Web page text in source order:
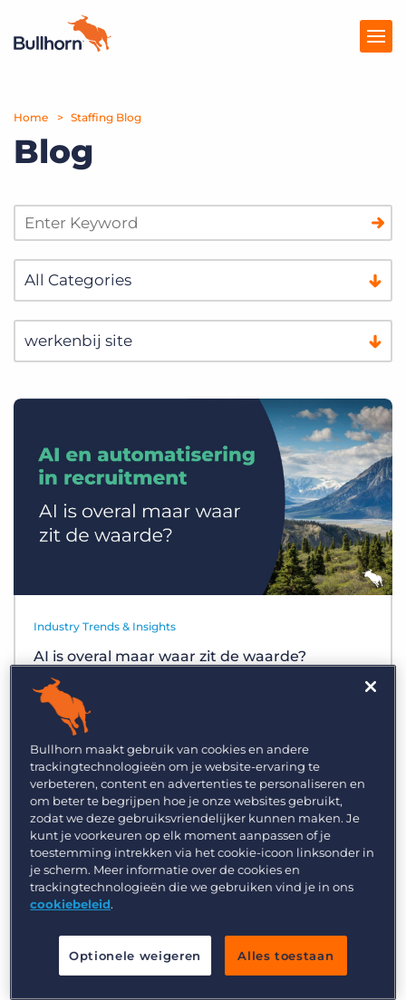
Producten
Prijzen
Marketplace
Over Ons
Inloggen
Home Staffing Blog
Blog
Industry Trends & Insights
AI is overal maar waar zit de waarde?
Best Practices
Bullhorn maakt gebruik van cookies en andere
trackingtechnologieën om je website-ervaring te
verbeteren, content en advertenties te personaliseren en
om beter te begrijpen hoe je onze websites gebruikt,
zodat we deze gebruiksvriendelijker kunnen maken. Je
kunt je voorkeuren op elk moment aanpassen of je
toestemming intrekken via het cookie-icoon linksonder in
je scherm. Meer informatie over de cookies en
trackingtechnologieën die we gebruiken vind je in ons
cookiebeleid.
Optionele weigeren Alles toestaan